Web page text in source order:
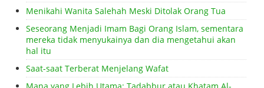
Menikahi Wanita Salehah Meski Ditolak Orang Tua
Seseorang Menjadi Imam Bagi Orang Islam, sementara
mereka tidak menyukainya dan dia mengetahui akan
hal itu
Saat-saat Terberat Menjelang Wafat